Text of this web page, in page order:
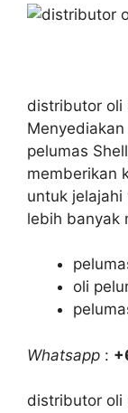
distributor oli
pelumas
memberikan
untuk
lebih banyak
oli
Whatsapp :
distributor oli